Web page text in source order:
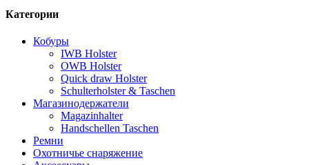
Категории
Кобуры
IWB Holster
OWB Holster
Quick draw Holster
Schulterholster & Taschen
Магазинодержатели
Magazinhalter
Handschellen Taschen
Ремни
Охотничье снаряжение